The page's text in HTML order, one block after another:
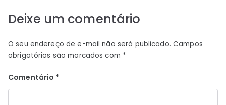
Deixe um comentário
O seu endereço de e-mail não será publicado. Campos
obrigatórios são marcados com *
Comentário *